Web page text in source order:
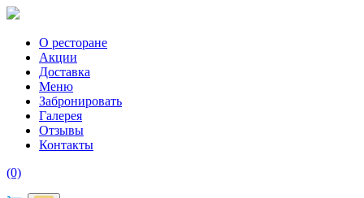
О ресторане
Акции
Доставка
Меню
Забронировать
Галерея
Отзывы
Контакты
(0)